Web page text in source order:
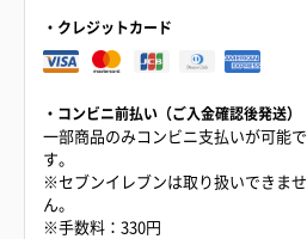
・クレジットカード
・コンビニ前払い（ご入金確認後発送）
一部商品のみコンビニ支払いが可能で
す。
※セブンイレブンは取り扱いできませ
ん。
※手数料：330円